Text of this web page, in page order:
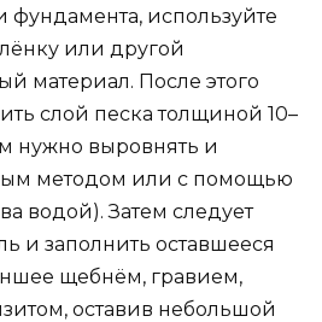
фундамента, используйте
или другой
материал. После этого
слой песка толщиной 10–
нужно выровнять и
методом или с помощью
водой). Затем следует
и заполнить оставшееся
щебнём, гравием,
оставив небольшой